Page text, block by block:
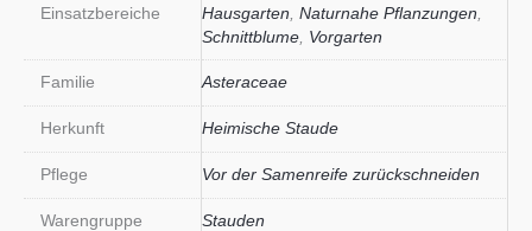
Einsatzbereiche
Hausgarten Naturnahe Pflanzungen
Schnittblume Vorgarten
Familie Asteraceae
Herkunft Heimische Staude
Pflege Vor der Samenreife zurückschneiden
Warengruppe Stauden